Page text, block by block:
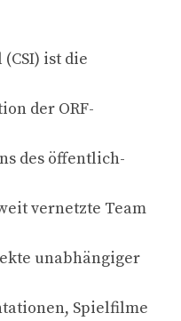
ist die
der ORF-
des öffentlich-
vernetzte Team
unabhängiger
Spielfilme